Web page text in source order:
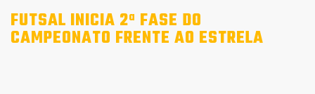
FUTSAL INICIA 2ª FASE DO
CAMPEONATO FRENTE AO ESTRELA